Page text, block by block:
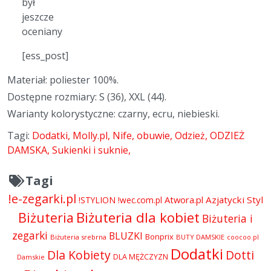
jeszcze
oceniany
[ess_post]
Materiał: poliester 100%.
Dostępne rozmiary: S (36), XXL (44).
Warianty kolorystyczne: czarny, ecru, niebieski.
Tagi: Dodatki Molly.pl Nife obuwie Odzież ODZIEŻ
DAMSKA Sukienki i suknie
Tagi
!e-zegarki.pl !STYLION !wec.com.pl Atwora.pl Azjatycki Styl
Biżuteria Biżuteria dla kobiet Biżuteria i
zegarki Biżuteria srebrna BLUZKI Bonprix BUTY DAMSKIE coocoo.pl
Damskie Dla Kobiety DLA MĘŻCZYZN Dodatki Dotti